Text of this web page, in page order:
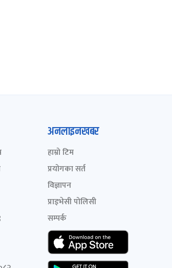
अनलाइनखबर
हाम्रो टिम
प्रयोगका सर्त
विज्ञापन
प्राइभेसी पोलिसी
सम्पर्क